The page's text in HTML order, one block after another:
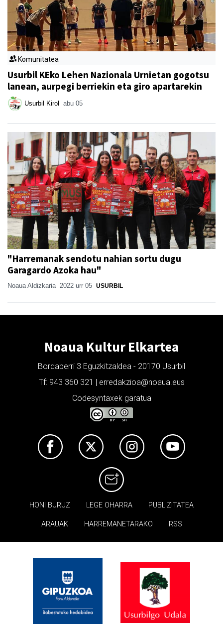
Komunitatea
Usurbil KEko Lehen Nazionala Urnietan gogotsu
lanean, aurpegi berriekin eta giro apartarekin
Usurbil Kirol abu 05
"Harremanak sendotu nahian sortu dugu
Garagardo Azoka hau"
Noaua Aldizkaria 2022 urr 05 USURBIL
Noaua Kultur Elkartea
Bordaberri 3 Eguzkitzaldea - 20170 Usurbil
Tf: 943 360 321 | erredakzioa@noaua.eus
Codesyntaxek garatua
HONI BURUZ LEGE OHARRA PUBLIZITATEA
ARAUAK HARREMANETARAKO RSS